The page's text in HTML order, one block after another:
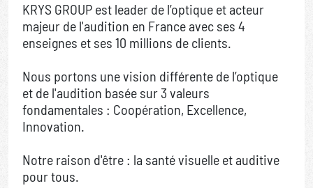
KRYS GROUP est leader de l’optique et acteur
majeur de l'audition en France avec ses 4
enseignes et ses 10 millions de clients.
Nous portons une vision différente de l’optique
et de l'audition basée sur 3 valeurs
fondamentales : Coopération, Excellence,
Innovation.
Notre raison d'être : la santé visuelle et auditive
pour tous.